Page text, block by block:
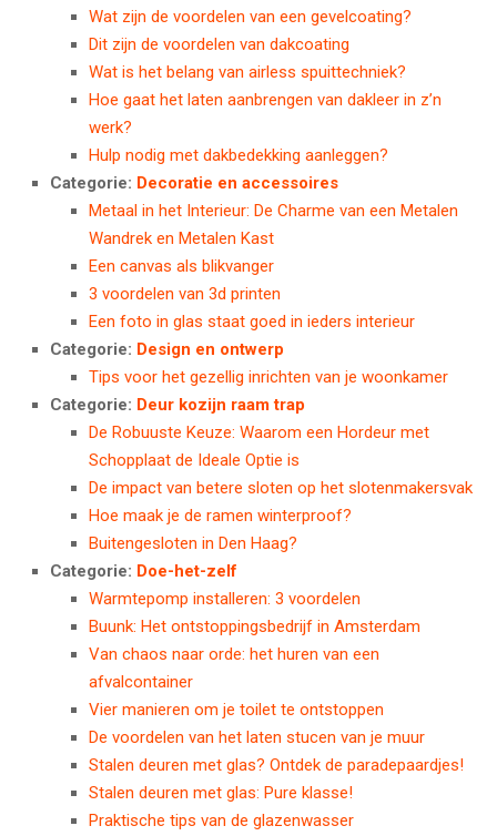
Wat zijn de voordelen van een gevelcoating?
Dit zijn de voordelen van dakcoating
Wat is het belang van airless spuittechniek?
Hoe gaat het laten aanbrengen van dakleer in z’n
werk?
Hulp nodig met dakbedekking aanleggen?
Categorie: Decoratie en accessoires
Metaal in het Interieur: De Charme van een Metalen
Wandrek en Metalen Kast
Een canvas als blikvanger
3 voordelen van 3d printen
Een foto in glas staat goed in ieders interieur
Categorie: Design en ontwerp
Tips voor het gezellig inrichten van je woonkamer
Categorie: Deur kozijn raam trap
De Robuuste Keuze: Waarom een Hordeur met
Schopplaat de Ideale Optie is
De impact van betere sloten op het slotenmakersvak
Hoe maak je de ramen winterproof?
Buitengesloten in Den Haag?
Categorie: Doe-het-zelf
Warmtepomp installeren: 3 voordelen
Buunk: Het ontstoppingsbedrijf in Amsterdam
Van chaos naar orde: het huren van een
afvalcontainer
Vier manieren om je toilet te ontstoppen
De voordelen van het laten stucen van je muur
Stalen deuren met glas? Ontdek de paradepaardjes!
Stalen deuren met glas: Pure klasse!
Praktische tips van de glazenwasser